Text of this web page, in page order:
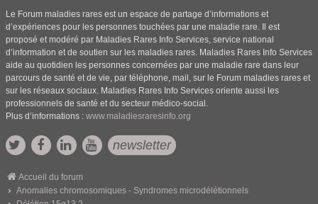
Le Forum maladies rares est un espace de partage d’informations et
d’expériences pour les personnes touchées par une maladie rare. Il est
proposé et modéré par Maladies Rares Info Services, service national
d’information et de soutien sur les maladies rares. Maladies Rares Info Services
aide au quotidien les personnes concernées par une maladie rare dans leur
parcours de santé et de vie, par téléphone, mail, sur le Forum maladies rares et
sur les réseaux sociaux. Maladies Rares Info Services oriente aussi les
professionnels de santé et du secteur médico-social.
Plus d’informations : www.maladiesraresinfo.org
newsletter
Accueil du forum
Anomalies chromosomiques - Syndromes microdélétionnels